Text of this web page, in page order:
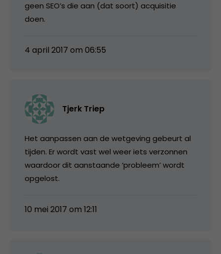
geen SEO’s die aan (dat soort) acquisitie
doen.
4 april 2017 om 06:55
Tjerk Triep
Het aanpassen aan de wetgeving gebeurt al
tijden. Er wordt vast wel weer iets verzonnen
waardoor dit aanstaande ‘probleem’ wordt
opgelost.
10 mei 2017 om 12:11